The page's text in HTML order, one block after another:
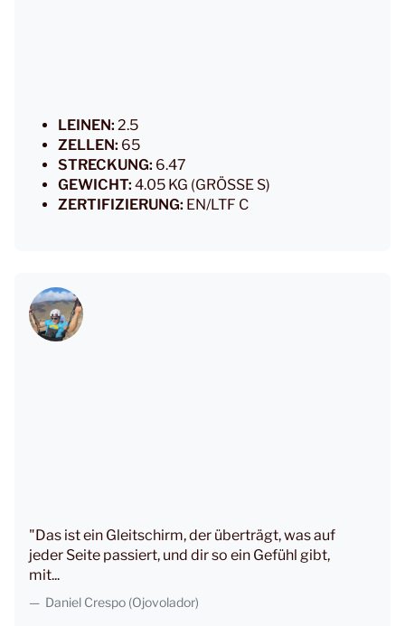
LEINEN: 2.5
ZELLEN: 65
STRECKUNG: 6.47
GEWICHT: 4.05 KG (GRÖSSE S)
ZERTIFIZIERUNG: EN/LTF C
"Das ist ein Gleitschirm, der überträgt, was auf
jeder Seite passiert, und dir so ein Gefühl gibt,
mit...
Daniel Crespo (Ojovolador)